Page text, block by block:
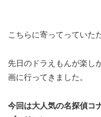
こちらに寄ってっていた
先日のドラえもんが楽し
画に行ってきました。
今回は大人気の名探偵コ